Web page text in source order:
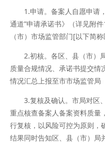
1.申请。备案人自愿申请
通道”申请承诺书》（详见附
（市）市场监管部门[以下简
2.初核。各区、县（市）
质量合规情况、承诺书提交情
情况汇总上报至市市场监管局
3.复核及确认。市局对区
重点核查备案人备案资料质量
行复核，以风险可控为原则，
结果同时告知区、县（市）局